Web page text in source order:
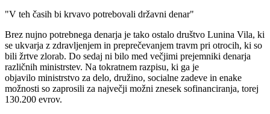
"V teh časih bi krvavo potrebovali državni denar"
Brez nujno potrebnega denarja je tako ostalo društvo Lunina Vila, ki
se ukvarja z zdravljenjem in preprečevanjem travm pri otrocih, ki so
bili žrtve zlorab. Do sedaj ni bilo med večjimi prejemniki denarja
različnih ministrstev. Na tokratnem razpisu, ki ga je
objavilo ministrstvo za delo, družino, socialne zadeve in enake
možnosti so zaprosili za največji možni znesek sofinanciranja, torej
130.200 evrov.